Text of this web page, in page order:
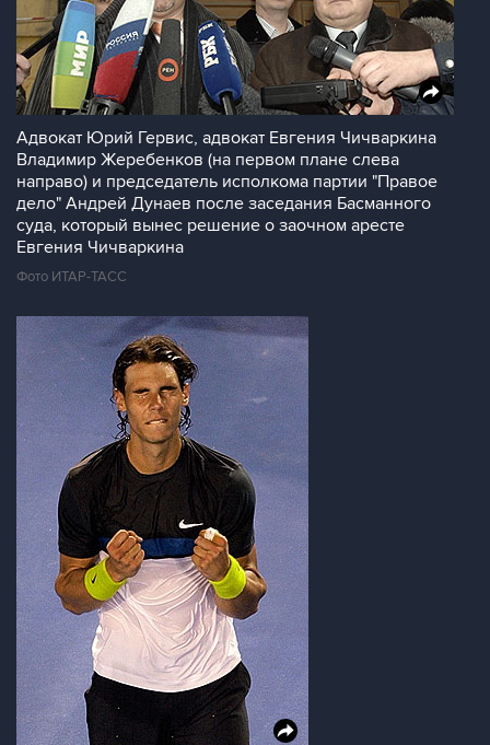
Адвокат Юрий Гервис, адвокат Евгения Чичваркина
Владимир Жеребенков (на первом плане слева
направо) и председатель исполкома партии "Правое
дело" Андрей Дунаев после заседания Басманного
суда, который вынес решение о заочном аресте
Евгения Чичваркина
Фото ИТАР-ТАСС